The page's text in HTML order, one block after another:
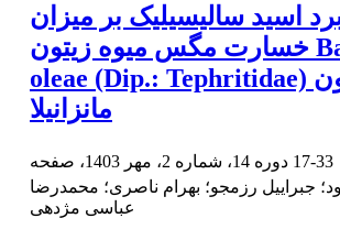
اسید سالیسیلیک بر میزان
خسارت مگس میوه زیتون Bactrocera
oleae (Dip.: Tephritidae) روی رقم زیتون
مانزانیلا
17-33
جبراییل رزمجو؛ بهرام ناصری؛ محمدرضا
عباسی مژدهی